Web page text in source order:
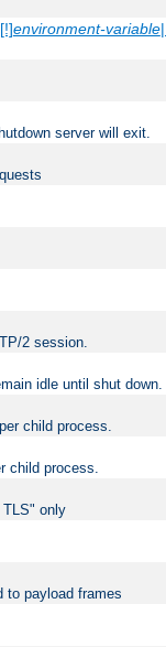
environment-variable
server will exit.
2 session.
idle until shut down.
child process.
child process.
TLS" only
to payload frames